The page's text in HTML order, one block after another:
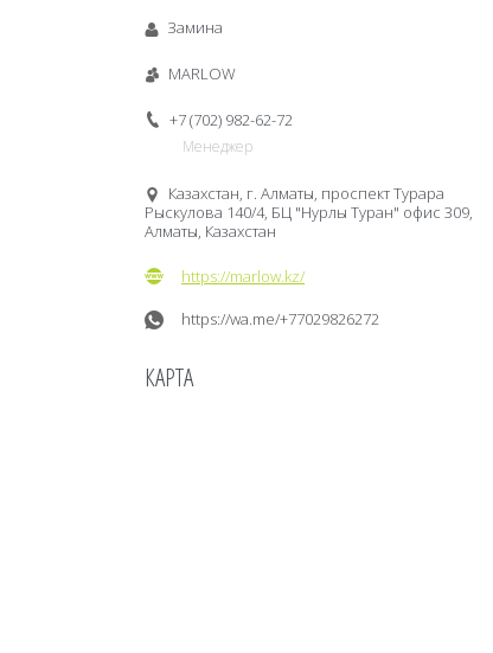
Замина
MARLOW
+7 (702) 982-62-72
Менеджер
Казахстан, г. Алматы, проспект Турара
Рыскулова 140/4, БЦ "Нурлы Туран" офис 309,
Алматы, Казахстан
https://marlow.kz/
https://wa.me/+77029826272
КАРТА